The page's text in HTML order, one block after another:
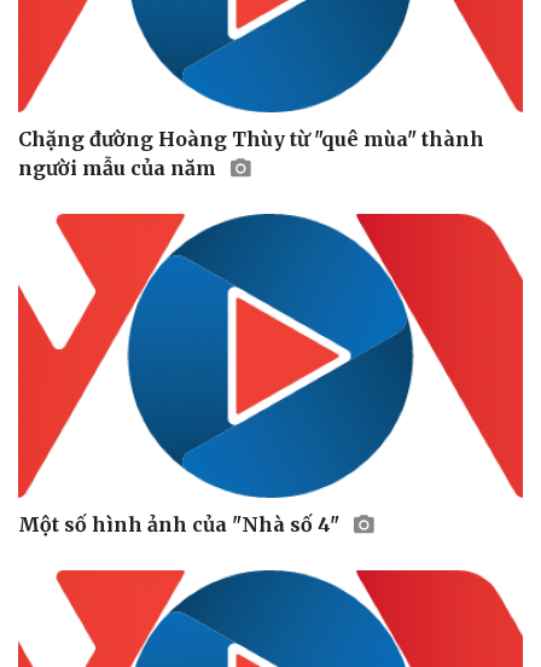
Doanh nghiệp
Thông tin doanh nghiệp
Doanh nghiệp 24h
Doanh nhân
Công nghệ
Tin Công nghệ
Trải nghiệm
Chặng đường Hoàng Thùy từ "quê mùa" thành
người mẫu của năm
Một số hình ảnh của "Nhà số 4"